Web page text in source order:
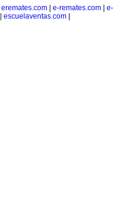
eremates.com| e-remates.com| e-
escuelaventas.com|